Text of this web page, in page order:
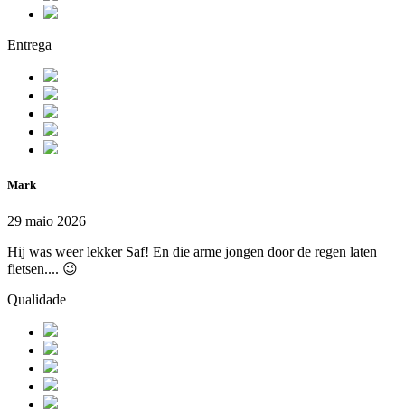
Entrega
Mark
29 maio 2026
Hij was weer lekker Saf! En die arme jongen door de regen laten
fietsen.... 😉
Qualidade